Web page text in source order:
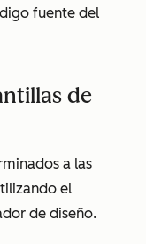
fuente del
de
a las
el
de diseño.